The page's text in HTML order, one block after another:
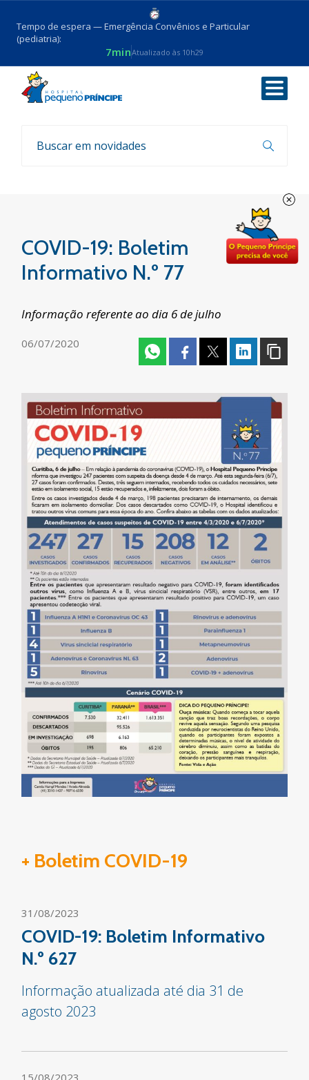
Tempo de espera — Emergência Convênios e Particular
(pediatria):
7minAtualizado às 10h29
Voltar
Boletim COVID-19
COVID-19: Boletim
Informativo N.º 77
Informação referente ao dia 6 de julho
06/07/2020
+ Boletim COVID-19
31/08/2023
COVID-19: Boletim Informativo
N.º 627
Informação atualizada até dia 31 de
agosto 2023
15/08/2023